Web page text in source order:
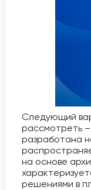
Следующий
рассмотреть
разработана
на основе
решениями в